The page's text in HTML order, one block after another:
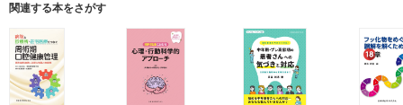
関連する本をさがす